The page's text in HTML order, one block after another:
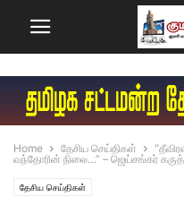
Home தேசிய செய்திகள்
வந்தோரின் நிலை…” – ஜெய்சங்கர்
தேசிய செய்திகள்